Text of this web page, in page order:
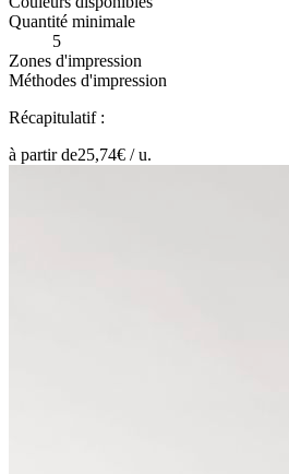
Quantité minimale
5
Zones d'impression
Méthodes d'impression
Récapitulatif :
à partir de25,74€ /u.